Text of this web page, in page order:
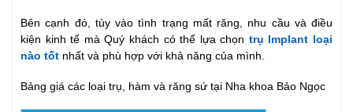
Bên cạnh đó, tùy vào tình trạng mất răng, nhu cầu và điều
kiện kinh tế mà Quý khách có thể lựa chọn trụ Implant loại
nào tốt nhất và phù hợp với khả năng của mình.
Bảng giá các loại trụ, hàm và răng sứ tại Nha khoa Bảo Ngọc